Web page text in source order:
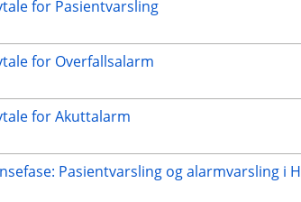
for Pasientvarsling
for Overfallsalarm
for Akuttalarm
Pasientvarsling og alarmvarsling i